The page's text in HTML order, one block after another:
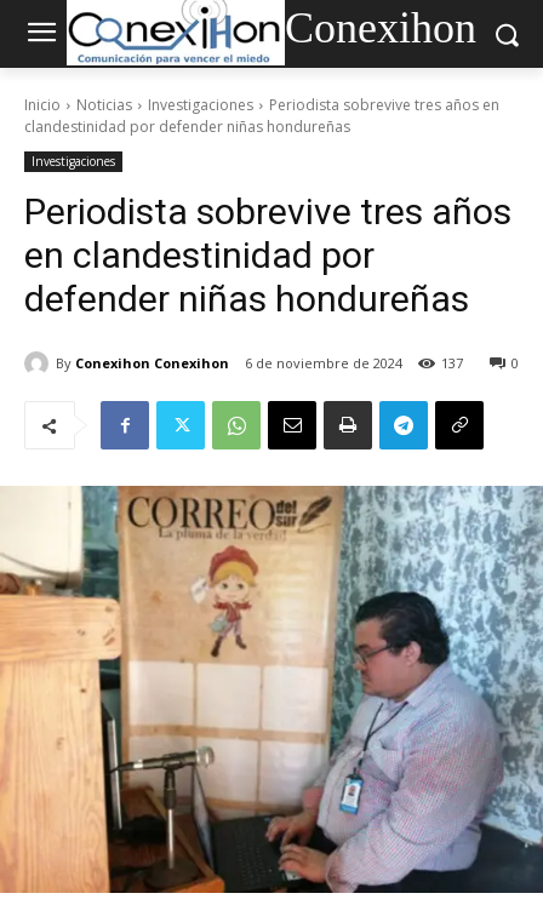
Conexihon
Inicio Noticias Investigaciones
Periodista sobrevive tres años en
clandestinidad por defender niñas hondureñas
Investigaciones
Periodista sobrevive tres años
en clandestinidad por
defender niñas hondureñas
By Conexihon Conexihon 6 de noviembre de 2024 0
137